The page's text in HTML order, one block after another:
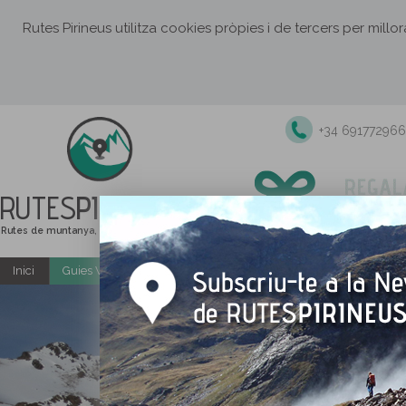
Rutes Pirineus utilitza cookies pròpies i de tercers per
RUTESPIRINEUS
Rutes de muntanya, senderisme i excursions
+34 691772966
Inici Guies Web i PDF gratuïtes Excursions i activitats